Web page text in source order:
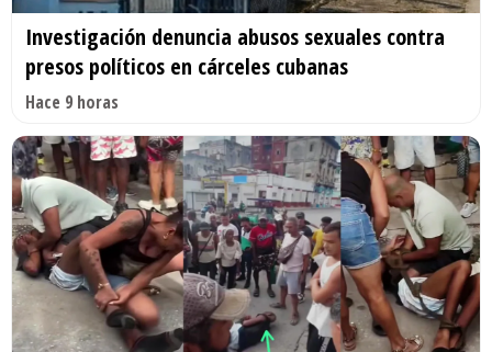
Investigación denuncia abusos sexuales contra
presos políticos en cárceles cubanas
Hace 9 horas